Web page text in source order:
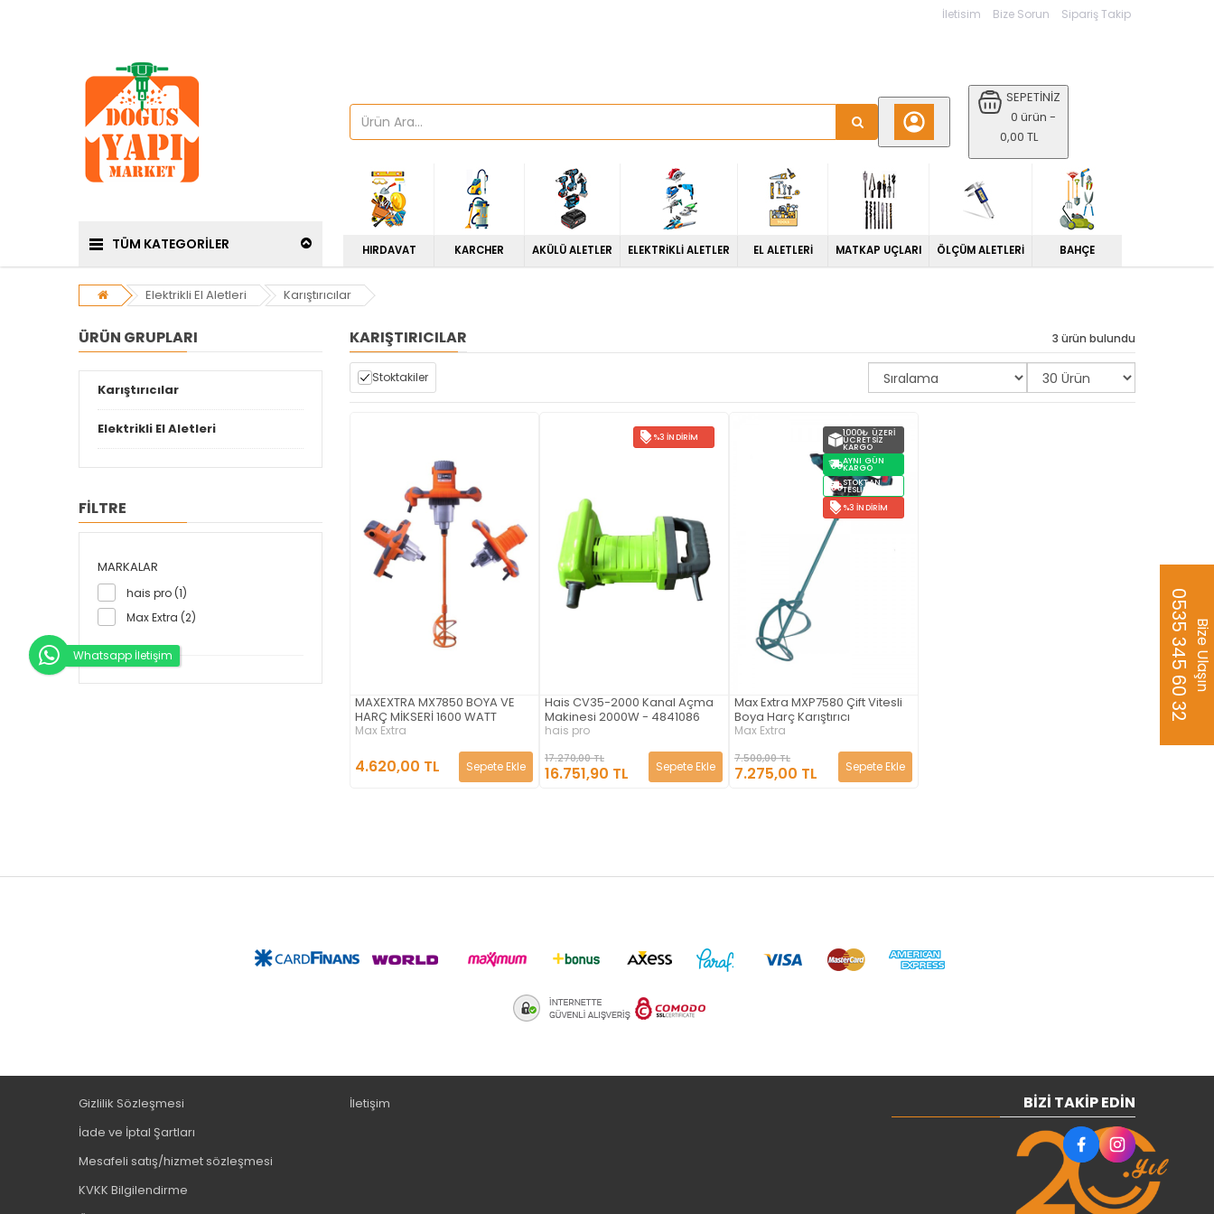
İletisim Bize Sorun Sipariş Takip
SEPETİNİZ
0 ürün -
0,00 TL
TÜM KATEGORİLER BAHÇE
ÖLÇÜM ALETLERİ
MATKAP UÇLARI
EL ALETLERİ
ELEKTRİKLİ ALETLER
AKÜLÜ ALETLER
KARCHER
HIRDAVAT
Elektrikli El Aletleri Karıştırıcılar
ÜRÜN GRUPLARI
Karıştırıcılar
Elektrikli El Aletleri
FİLTRE
MARKALAR
hais pro (1)
Max Extra (2)
KARIŞTIRICILAR 3 ürün bulundu
Stoktakiler
MAXEXTRA MX7850 BOYA VE
HARÇ MİKSERİ 1600 WATT
Max Extra
4.620,00 TL Sepete Ekle
%3 İNDIRIM
Hais CV35-2000 Kanal Açma
Makinesi 2000W - 4841086
hais pro
17.270,00 TL
16.751,90 TL Sepete Ekle
1000₺ ÜZERI
ÜCRETSIZ
KARGO
AYNI GÜN
KARGO
STOKTAN
TESLIM
%3 İNDIRIM
Max Extra MXP7580 Çift Vitesli
Boya Harç Karıştırıcı
Max Extra
7.500,00 TL
7.275,00 TL Sepete Ekle
Whatsapp İletişim Bize Ulaşın
0535 345 60 32
Gizlilik Sözleşmesi
İade ve İptal Şartları
Mesafeli satış/hizmet sözleşmesi
KVKK Bilgilendirme
İletişim BIZI TAKIP EDIN